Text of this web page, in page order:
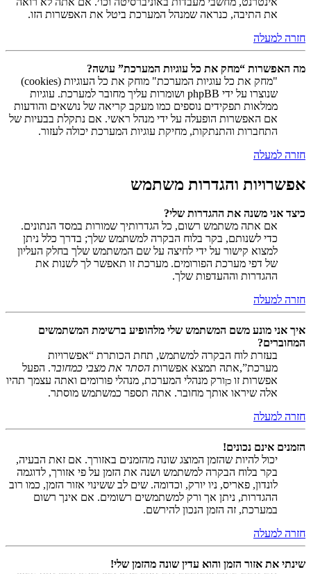
את התיבה, כנראה שמנהל המערכת ביטל את האפשרות הזו.
חזרה למעלה
מה האפשרות “מחק את כל עוגיות המערכת” עושה?
"מחק את כל עוגיות המערכת" מוחק את כל העוגיות (cookies)
שנוצרו על ידי phpBB ושומרות עליך מחובר למערכת. עוגיות
ממלאות תפקידים נוספים כמו מעקב קריאה של נושאים והודעות
אם האפשרות הופעלה על ידי מנהל ראשי. אם נתקלת בבעיות של
התחברות והתנתקות, מחיקת עוגיות המערכת יכולה לעזור.
חזרה למעלה
אפשרויות והגדרות משתמש
כיצד אני משנה את ההגדרות שלי?
אם אתה משתמש רשום, כל הגדרותיך שמורות במסד הנתונים.
כדי לשנותם, בקר בלוח הבקרה למשתמש שלך; בדרך כלל ניתן
למצוא קישור על ידי לחיצה על שם המשתמש שלך בחלק העליון
של דפי מערכת הפורומים. מערכת זו תאפשר לך לשנות את
ההגדרות וההעדפות שלך.
חזרה למעלה
איך אני מונע משם המשתמש שלי מלהופיע ברשימת המשתמשים
המחוברים?
בעזרת לוח הבקרה למשתמש, תחת הכותרת “אפשרויות
מערכת”,אתה תמצא אפשרות הסתר את מצבי כמחובר. הפעל
אפשרות זו כןורק מנהלי המערכת, מנהלי פורומים ואתה עצמך תהיו
אלה שיראו אותך מחובר. אתה תספר כמשתמש מוסתר.
חזרה למעלה
הזמנים אינם נכונים!
יכול להיות שהזמן המוצג שונה מהזמנים באזורך. אם זאת הבעיה,
בקר בלוח הבקרה למשתמש ושנה את הזמן על פי אזורך, לדוגמה
לונדון, פאריס, ניו יורק, וכדומה. שים לב ששינוי אזור הזמן, כמו רוב
ההגדרות, ניתן אך ורק למשתמשים רשומים. אם אינך רשום
במערכת, זה הזמן הנכון להירשם.
חזרה למעלה
שינתי את אזור הזמן והוא עדין שונה מהזמן שלי!